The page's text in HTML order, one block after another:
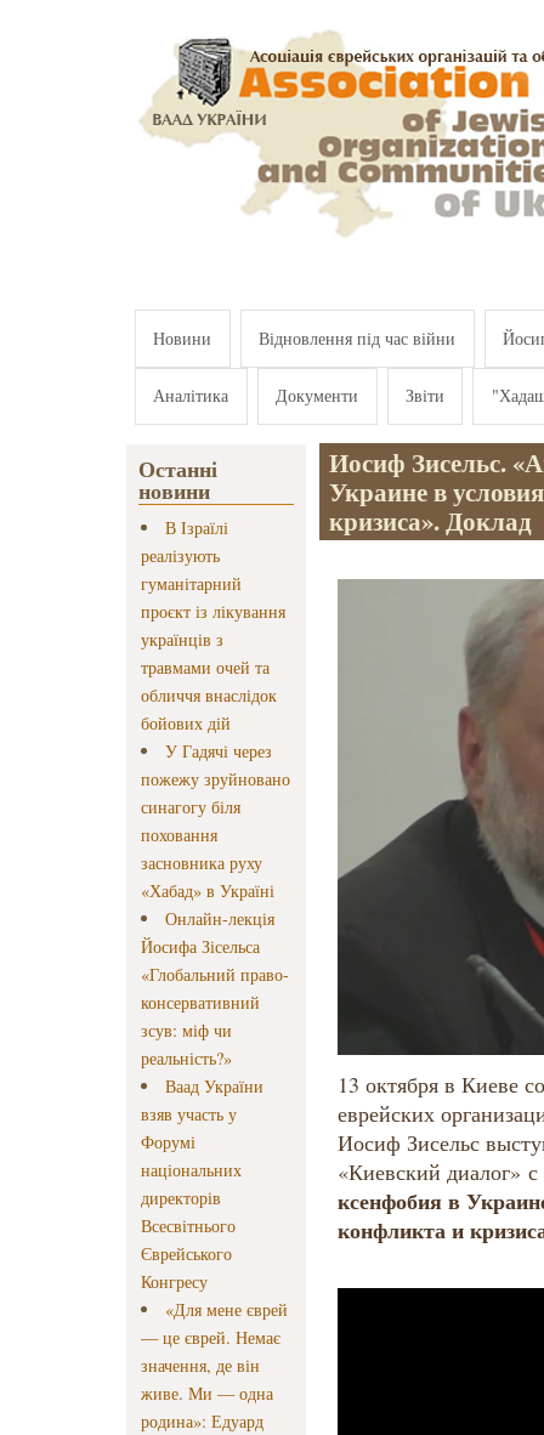
Новини Відновлення під час війни
Аналітика Документи Звіти
Останні
новини
В Ізраїлі
реалізують
гуманітарний
проєкт із лікування
українців з
травмами очей та
обличчя внаслідок
бойових дій
У Гадячі через
пожежу зруйновано
синагогу біля
поховання
засновника руху
«Хабад» в Україні
Онлайн-лекція
Йосифа Зісельса
«Глобальний право-
консервативний
зсув: міф чи
реальність?»
Ваад України
взяв участь у
Форумі
національних
директорів
Всесвітнього
Єврейського
Конгресу
«Для мене єврей
— це єврей. Немає
значення, де він
живе. Ми — одна
родина»: Едуард
Иосиф Зисельс.
Украине в
кризиса». Доклад
13 октября в Киеве
еврейских
Иосиф Зисельс
«Киевский диалог»
ксенфобия в
конфликта и